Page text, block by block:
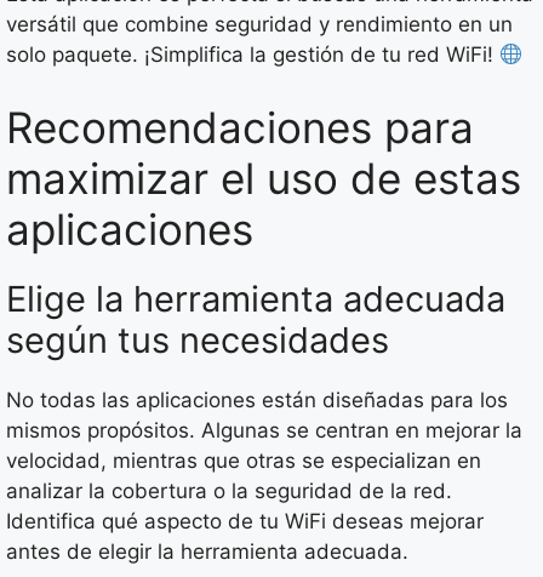
versátil que combine seguridad y rendimiento en un
solo paquete. ¡Simplifica la gestión de tu red WiFi!
Recomendaciones para
maximizar el uso de estas
aplicaciones
Elige la herramienta adecuada
según tus necesidades
No todas las aplicaciones están diseñadas para los
mismos propósitos. Algunas se centran en mejorar la
velocidad, mientras que otras se especializan en
analizar la cobertura o la seguridad de la red.
Identifica qué aspecto de tu WiFi deseas mejorar
antes de elegir la herramienta adecuada.